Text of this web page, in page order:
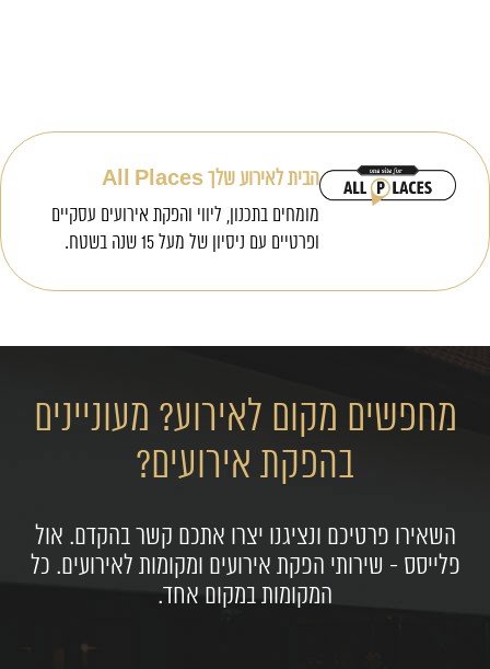
הבית לאירוע שלך All Places
מומחים בתכנון, ליווי והפקת אירועים עסקיים
ופרטיים עם ניסיון של מעל 15 שנה בשטח.
מחפשים מקום לאירוע? מעוניינים
בהפקת אירועים?
השאירו פרטיכם ונציגנו יצרו אתכם קשר בהקדם. אול
פלייסס - שירותי הפקת אירועים ומקומות לאירועים. כל
המקומות במקום אחד.